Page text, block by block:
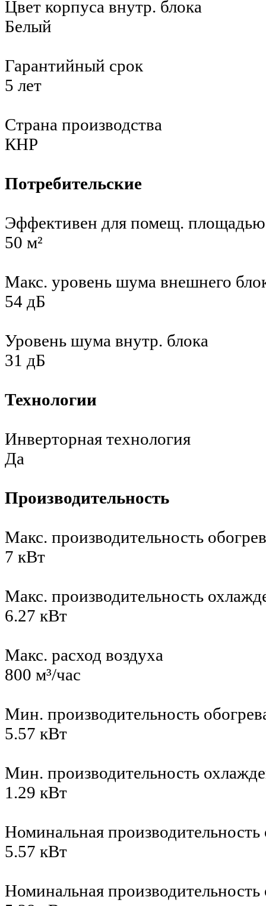
Цвет корпуса внутр. блока
Белый
Гарантийный срок
5 лет
Страна производства
КНР
Потребительские
Эффективен для помещ.
50 м²
Макс. уровень шума внешнего
54 дБ
Уровень шума внутр. блока
31 дБ
Технологии
Инверторная технология
Да
Производительность
Макс. производительность
7 кВт
Макс. производительность
6.27 кВт
Макс. расход воздуха
800 м³/час
Мин. производительность
5.57 кВт
Мин. производительность
1.29 кВт
Номинальная производительность
5.57 кВт
Номинальная